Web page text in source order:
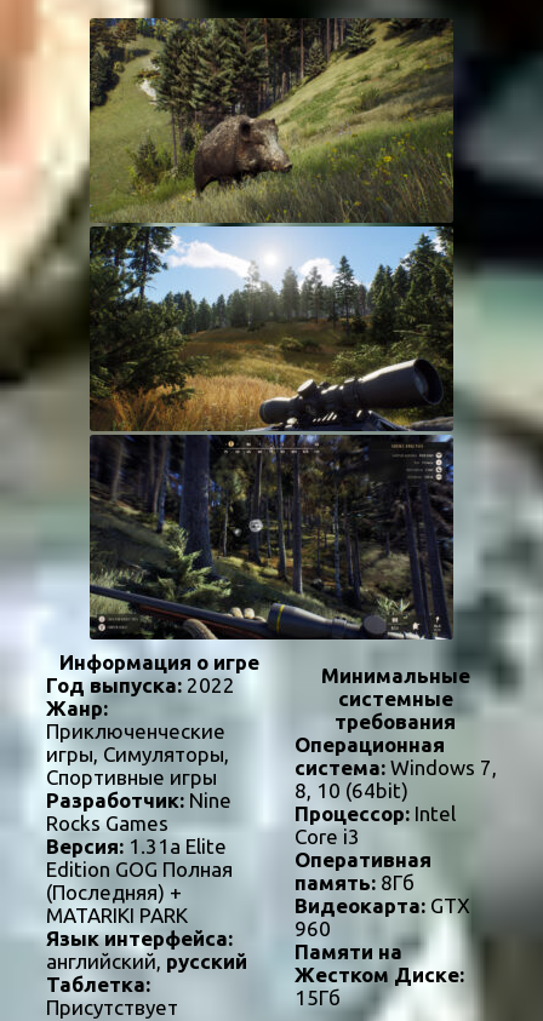
Информация о игре
Год выпуска: 2022
Жанр:
Приключенческие
игры, Симуляторы,
Спортивные игры
Разработчик: Nine
Rocks Games
Версия: 1.31a Elite
Edition GOG Полная
(Последняя) +
MATARIKI PARK
Язык интерфейса:
английский, русский
Таблетка:
Присутствует
Минимальные
системные
требования
Операционная
система:Windows 7,
8, 10 (64bit)
Процессор:Intel
Core i3
Оперативная
память:8Гб
Видеокарта:GTX
960
Памяти на
Жестком Диске:
15Гб